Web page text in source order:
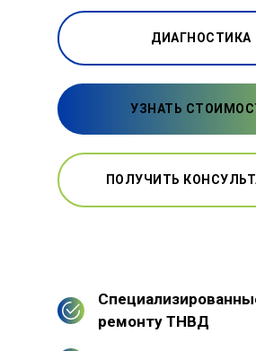
ДИАГНОСТИКА
УЗНАТЬ
ПОЛУЧИТЬ
ремонту ТНВД